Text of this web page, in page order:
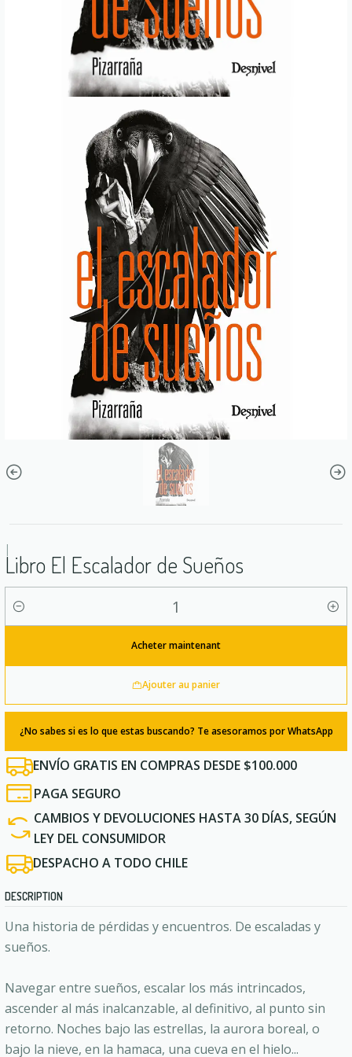
|
Libro El Escalador de Sueños
Quantité
Ajouter au panier
Acheter maintenant
¿No sabes si es lo que estas buscando? Te asesoramos por WhatsApp
ENVÍO GRATIS EN COMPRAS DESDE $100.000
PAGA SEGURO
CAMBIOS Y DEVOLUCIONES HASTA 30 DÍAS, SEGÚN
LEY DEL CONSUMIDOR
DESPACHO A TODO CHILE
DESCRIPTION
Una historia de pérdidas y encuentros. De escaladas y
sueños.
Navegar entre sueños, escalar los más intrincados,
ascender al más inalcanzable, al definitivo, al punto sin
retorno. Noches bajo las estrellas, la aurora boreal, o
bajo la nieve, en la hamaca, una cueva en el hielo...